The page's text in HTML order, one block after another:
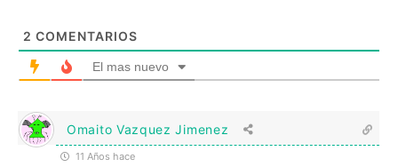
2 COMENTARIOS
El mas nuevo
Omaito Vazquez Jimenez
11 Años hace